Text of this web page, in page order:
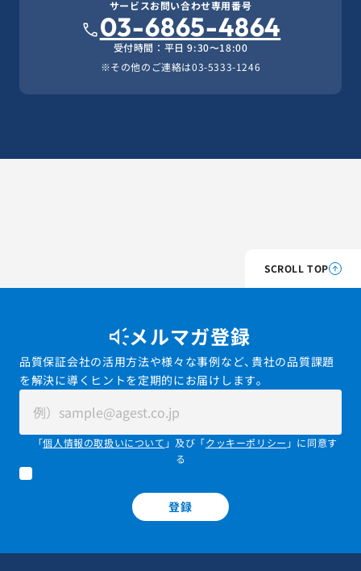
サービスお問い合わせ専用番号
03-6865-4864
受付時間：平日 9:30〜18:00
※その他のご連絡は03-5333-1246
SCROLL TOP
メルマガ登録
品質保証会社の活用方法や様々な事例など、貴社の品質課題
を解決に導くヒントを定期的にお届けします。
「個人情報の取扱いについて 」及び「クッキーポリシー 」に同意す
る
登録